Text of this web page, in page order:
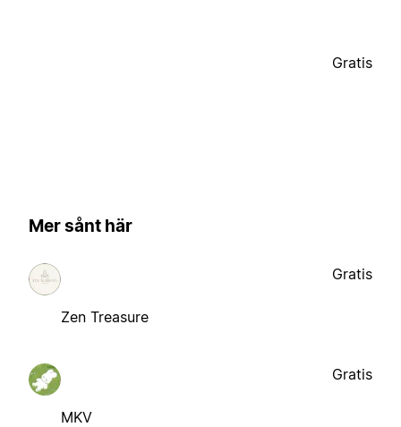
Gratis
Mer sånt här
Zen Treasure
Gratis
MKV
Gratis